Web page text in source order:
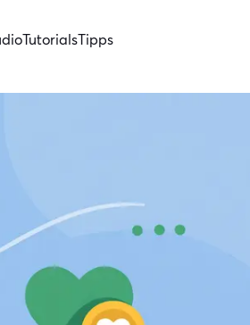
TutorialsTipps